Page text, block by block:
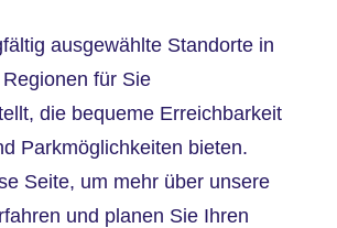
Kontakt
ausgewählte Standorte in
für Sie
die bequeme Erreichbarkeit
Parkmöglichkeiten bieten.
Seite, um mehr über unsere
und planen Sie Ihren